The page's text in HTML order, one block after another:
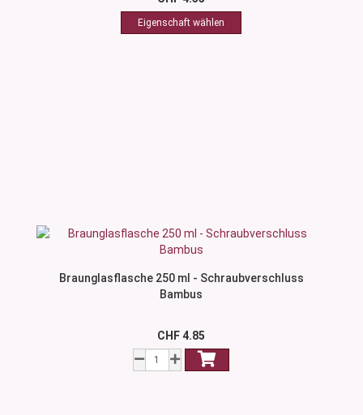
Braunglasflasche 250 ml - Schraubverschluss
Bambus
CHF 4.85